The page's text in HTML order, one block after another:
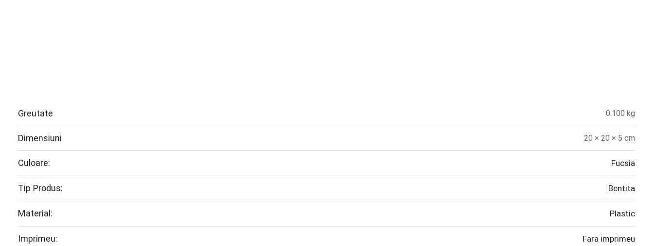
Greutate 0.100 kg
Dimensiuni 20 × 20 × 5 cm
Culoare: Fucsia
Tip Produs: Bentita
Material: Plastic
Imprimeu: Fara imprimeu